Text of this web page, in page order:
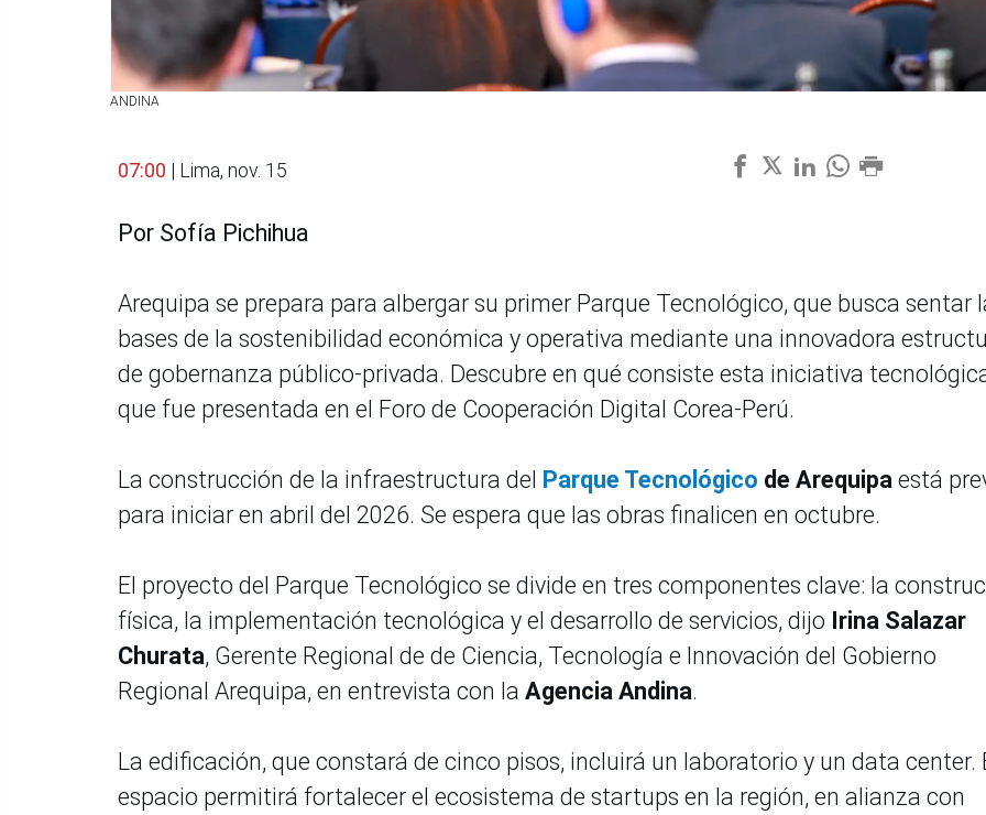
ANDINA
07:00 | Lima, nov. 15
Por Sofía Pichihua
Arequipa se prepara para albergar su primer Parque Tecnológico, que busca sentar
bases de la sostenibilidad económica y operativa mediante una innovadora
de gobernanza público-privada. Descubre en qué consiste esta iniciativa
que fue presentada en el Foro de Cooperación Digital Corea-Perú.
La construcción de la infraestructura del Parque Tecnológico de Arequipa está
para iniciar en abril del 2026. Se espera que las obras finalicen en octubre.
El proyecto del Parque Tecnológico se divide en tres componentes clave: la
física, la implementación tecnológica y el desarrollo de servicios, dijo Irina Salazar
Churata, Gerente Regional de de Ciencia, Tecnología e Innovación del Gobierno
Regional Arequipa, en entrevista con la Agencia Andina.
La edificación, que constará de cinco pisos, incluirá un laboratorio y un data center.
espacio permitirá fortalecer el ecosistema de startups en la región, en alianza con